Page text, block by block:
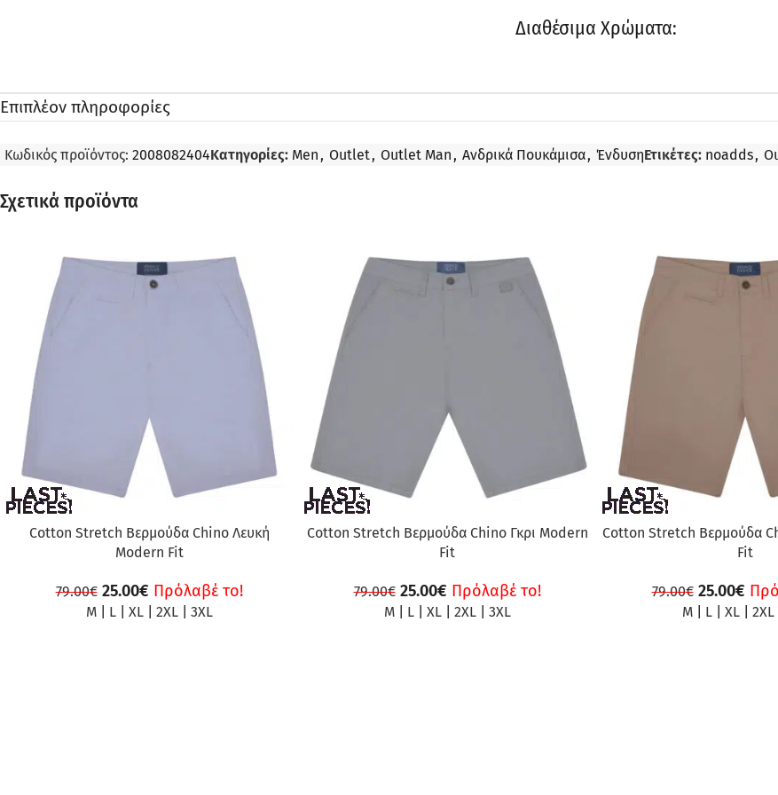
Διαθέσιμα Χρώματα:
Επιπλέον πληροφορίες
Κωδικός προϊόντος: 2008082404Κατηγορίες: Men , Outlet, Outlet Man , Ανδρικά Πουκάμισα, ΈνδυσηΕτικέτες: noadds,
Σχετικά προϊόντα
ΠΡΟΣΦΟΡΆ
Cotton Stretch Βερμούδα Chino Λευκή
Modern Fit
79.00€ 25.00€ Πρόλαβέ το!
M| L| XL| 2XL| 3XL
ΠΡΟΣΦΟΡΆ
Cotton Stretch Βερμούδα Chino Γκρι Modern
Fit
79.00€ 25.00€ Πρόλαβέ το!
M| L| XL| 2XL| 3XL
ΠΡΟΣΦΟΡΆ
Cotton Stretch Βερμούδα
Fit
79.00€ 25.00€
M| L| XL| 2XL|